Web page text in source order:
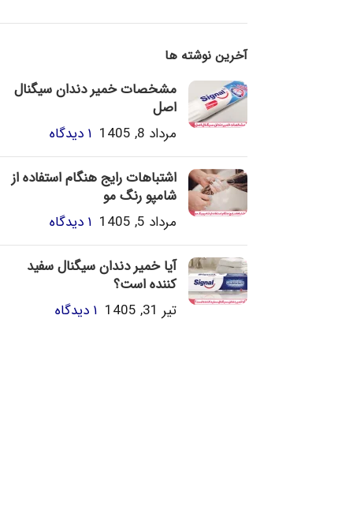
آخرین نوشته ها
مشخصات خمیر دندان سیگنال
اصل
مرداد 8, 1405
۱ دیدگاه
اشتباهات رایج هنگام استفاده از
شامپو رنگ مو
مرداد 5, 1405
۱ دیدگاه
آیا خمیر دندان سیگنال سفید
کننده است؟
تیر 31, 1405
۱ دیدگاه